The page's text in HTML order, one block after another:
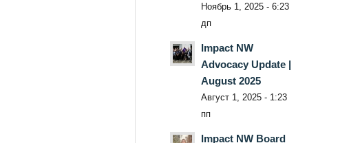
Ноябрь 1, 2025 - 6:23
дп
Impact NW
Advocacy Update |
August 2025
Август 1, 2025 - 1:23
пп
Impact NW Board